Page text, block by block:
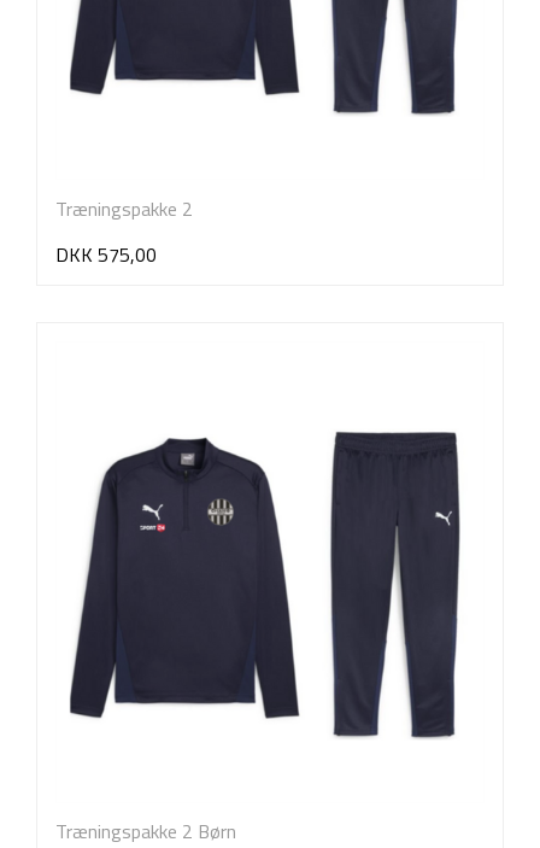
Træningspakke 2
DKK 575,00
Træningspakke 2 Børn